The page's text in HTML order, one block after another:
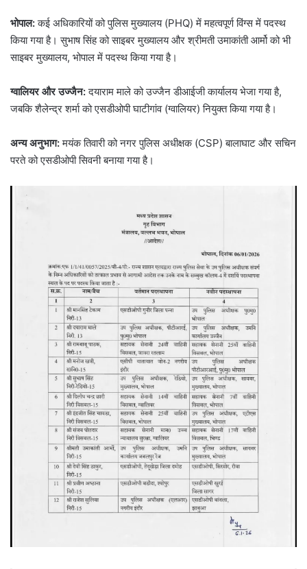
भोपाल:कई अधिकारियों को पुलिस मुख्यालय (PHQ) में महत्वपूर्ण विंग्स में पदस्थ
किया गया है। सुभाष सिंह को साइबर मुख्यालय और श्रीमती उमाकांती आर्मो को भी
साइबर मुख्यालय, भोपाल में पदस्थ किया गया है।
ग्वालियर और उज्जैन:दयाराम माले को उज्जैन डीआईजी कार्यालय भेजा गया है,
जबकि शैलेन्द्र शर्मा को एसडीओपी घाटीगांव (ग्वालियर) नियुक्त किया गया है।
अन्य अनुभाग:मयंक तिवारी को नगर पुलिस अधीक्षक (CSP) बालाघाट और सचिन
परते को एसडीओपी सिवनी बनाया गया है।